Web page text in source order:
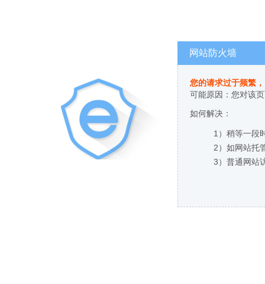
网站防火墙
您的请求过于频繁
可能原因：您对该
如何解决：
1）稍等一段
2）如网站托
3）普通网站